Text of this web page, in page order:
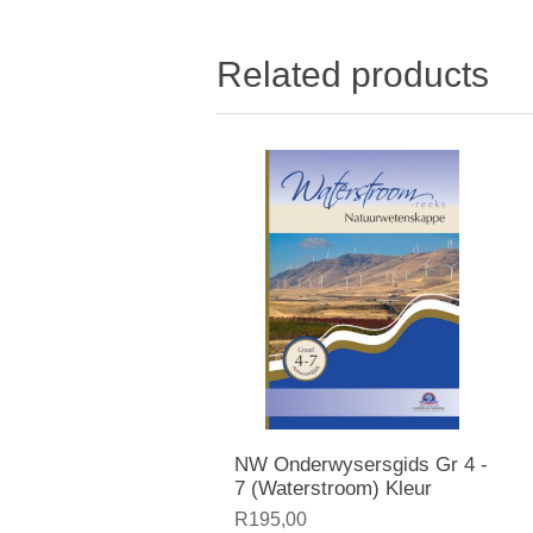
Related products
NW Onderwysersgids Gr 4 -
7 (Waterstroom) Kleur
R195,00